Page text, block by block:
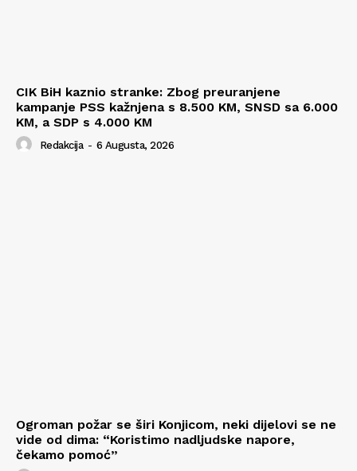
CIK BiH kaznio stranke: Zbog preuranjene
kampanje PSS kažnjena s 8.500 KM, SNSD sa 6.000
KM, a SDP s 4.000 KM
Redakcija - 6 Augusta, 2026
Ogroman požar se širi Konjicom, neki dijelovi se ne
vide od dima: “Koristimo nadljudske napore,
čekamo pomoć”